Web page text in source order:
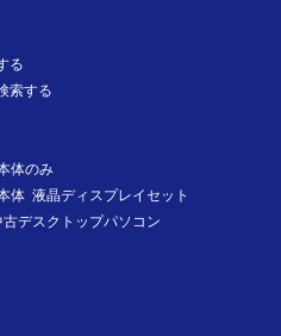
る
索する
体のみ
体 液晶ディスプレイセット
デスクトップパソコン